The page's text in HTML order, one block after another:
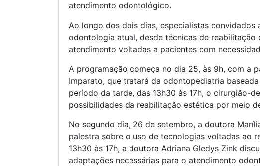
atendimento odontológico.
Ao longo dos dois dias, especialistas
odontologia atual, desde técnicas de
atendimento voltadas a pacientes com
A programação começa no dia 25, às 9h, com a
Imparato, que tratará da odontopediatria
período da tarde, das 13h30 às 17h, o cirurgião-
possibilidades da reabilitação estética por meio
No segundo dia, 26 de setembro, a doutora
palestra sobre o uso de tecnologias voltadas ao
13h30 às 17h, a doutora Adriana Gledys Zink
adaptações necessárias para o atendimento